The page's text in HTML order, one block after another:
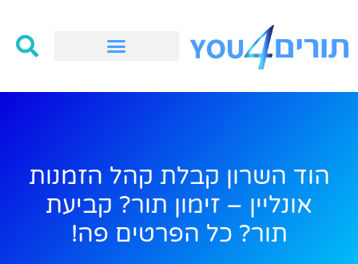
הוד השרון קבלת קהל הזמנות
אונליין – זימון תור? קביעת
תור? כל הפרטים פה!